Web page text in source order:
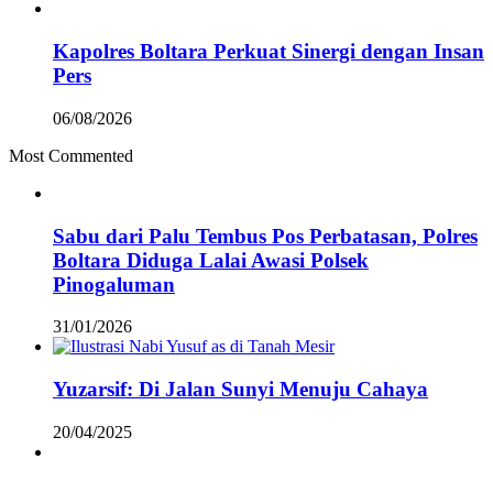
Kapolres Boltara Perkuat Sinergi dengan Insan
Pers
06/08/2026
Most Commented
Sabu dari Palu Tembus Pos Perbatasan, Polres
Boltara Diduga Lalai Awasi Polsek
Pinogaluman
31/01/2026
Yuzarsif: Di Jalan Sunyi Menuju Cahaya
20/04/2025